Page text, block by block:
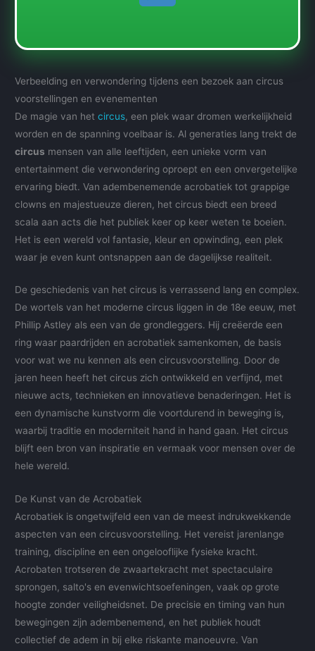
Verbeelding en verwondering tijdens een bezoek aan circus
voorstellingen en evenementen
De magie van hetcircus, een plek waar dromen werkelijkheid
worden en de spanning voelbaar is. Al generaties lang trekt de
circus mensen van alle leeftijden, een unieke vorm van
entertainment die verwondering oproept en een onvergetelijke
ervaring biedt. Van adembenemende acrobatiek tot grappige
clowns en majestueuze dieren, het circus biedt een breed
scala aan acts die het publiek keer op keer weten te boeien.
Het is een wereld vol fantasie, kleur en opwinding, een plek
waar je even kunt ontsnappen aan de dagelijkse realiteit.
De geschiedenis van het circus is verrassend lang en complex.
De wortels van het moderne circus liggen in de 18e eeuw, met
Phillip Astley als een van de grondleggers. Hij creëerde een
ring waar paardrijden en acrobatiek samenkomen, de basis
voor wat we nu kennen als een circusvoorstelling. Door de
jaren heen heeft het circus zich ontwikkeld en verfijnd, met
nieuwe acts, technieken en innovatieve benaderingen. Het is
een dynamische kunstvorm die voortdurend in beweging is,
waarbij traditie en moderniteit hand in hand gaan. Het circus
blijft een bron van inspiratie en vermaak voor mensen over de
hele wereld.
De Kunst van de Acrobatiek
Acrobatiek is ongetwijfeld een van de meest indrukwekkende
aspecten van een circusvoorstelling. Het vereist jarenlange
training, discipline en een ongelooflijke fysieke kracht.
Acrobaten trotseren de zwaartekracht met spectaculaire
sprongen, salto's en evenwichtsoefeningen, vaak op grote
hoogte zonder veiligheidsnet. De precisie en timing van hun
bewegingen zijn adembenemend, en het publiek houdt
collectief de adem in bij elke riskante manoeuvre. Van